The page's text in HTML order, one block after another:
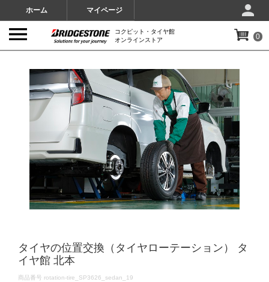
ホーム マイページ
コクピット・タイヤ館
オンラインストア
0
タイヤの位置交換（タイヤローテーション） タ
イヤ館 北本
DETAILS
商品番号 rotation-tire_SP3626_sedan_19